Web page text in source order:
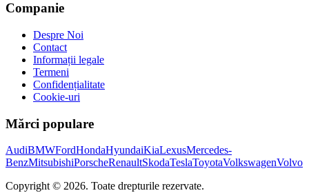
Companie
Despre Noi
Contact
Informații legale
Termeni
Confidențialitate
Cookie-uri
Mărci populare
AudiBMWFordHondaHyundaiKiaLexusMercedes-
BenzMitsubishiPorscheRenaultSkodaTeslaToyotaVolkswagenVolvo
Copyright © 2026. Toate drepturile rezervate.